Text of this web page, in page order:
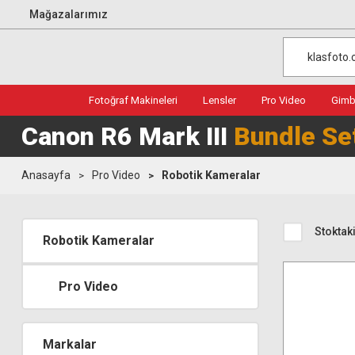
Mağazalarımız
Fotoğraf Makineleri Lensler Pro Video
Canon R6 Mark III Bundle
Anasayfa Pro Video Robotik Kameralar
Robotik Kameralar
Pro Video
Markalar